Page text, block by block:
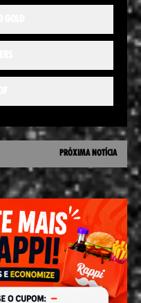
PRÓXIMA NOTÍCIA